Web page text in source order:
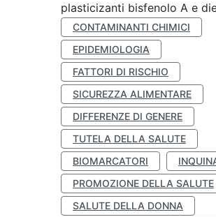
plasticizanti bisfenolo A e
CONTAMINANTI CHIMICI
EPIDEMIOLOGIA
FATTORI DI RISCHIO
SICUREZZA ALIMENTARE
DIFFERENZE DI GENERE
TUTELA DELLA SALUTE
BIOMARCATORI
PROMOZIONE DELLA SALUTE
SALUTE DELLA DONNA